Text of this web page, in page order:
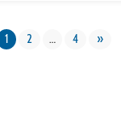
1 2 … 4 »